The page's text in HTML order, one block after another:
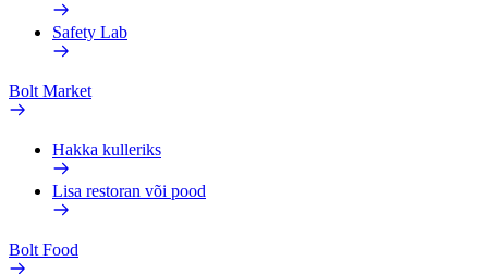
Safety Lab
Bolt Market
Hakka kulleriks
Lisa restoran või pood
Bolt Food